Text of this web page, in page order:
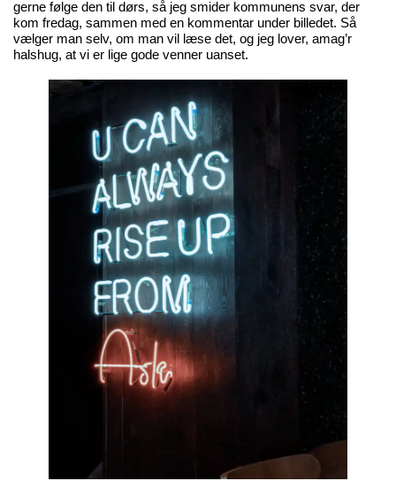
gerne følge den til dørs, så jeg smider kommunens svar, der
kom fredag, sammen med en kommentar under billedet. Så
vælger man selv, om man vil læse det, og jeg lover, amag’r
halshug, at vi er lige gode venner uanset.